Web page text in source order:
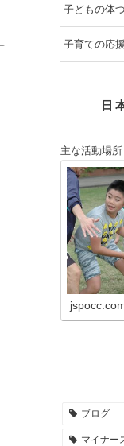
子どもの体
子育ての応援
日
主な活動場
ブログ
マイナー